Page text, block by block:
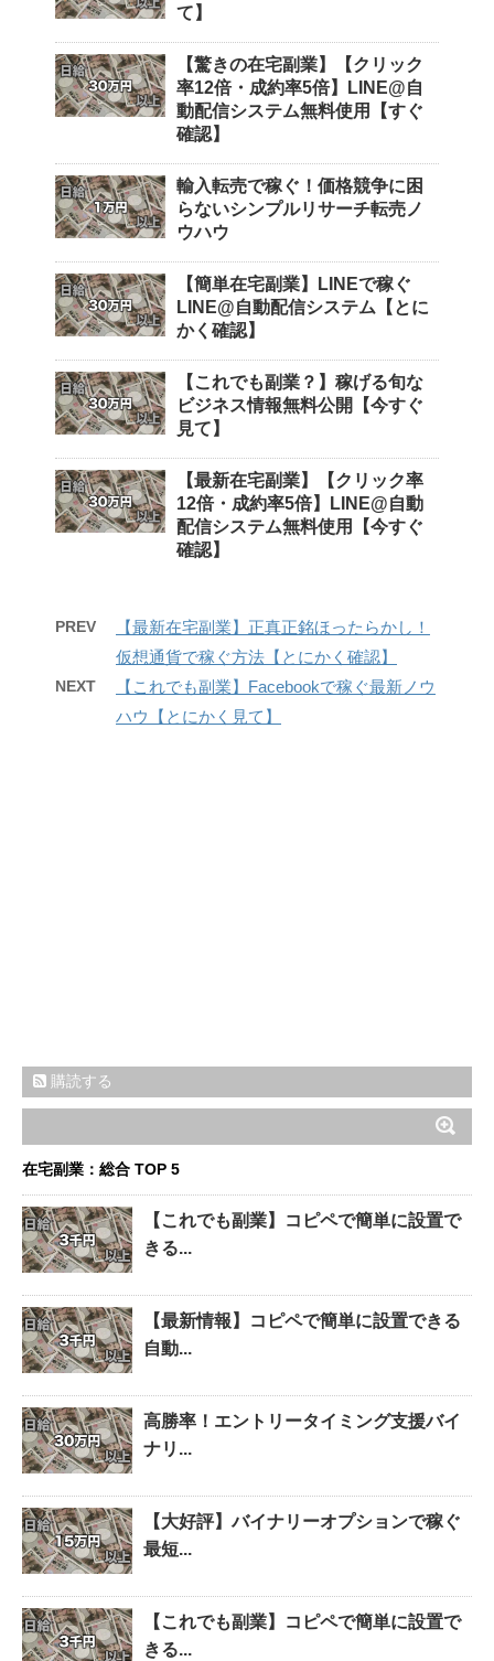
て】
【驚きの在宅副業】【クリック
率12倍・成約率5倍】LINE@自
動配信システム無料使用【すぐ
確認】
輸入転売で稼ぐ！価格競争に困
らないシンプルリサーチ転売ノ
ウハウ
【簡単在宅副業】LINEで稼ぐ
LINE@自動配信システム【とに
かく確認】
【これでも副業？】稼げる旬な
ビジネス情報無料公開【今すぐ
見て】
【最新在宅副業】【クリック率
12倍・成約率5倍】LINE@自動
配信システム無料使用【今すぐ
確認】
PREV
【最新在宅副業】正真正銘ほったらかし！
仮想通貨で稼ぐ方法【とにかく確認】
NEXT
【これでも副業】Facebookで稼ぐ最新ノウ
ハウ【とにかく見て】
購読する
在宅副業：総合 TOP 5
【これでも副業】コピペで簡単に設置で
きる...
【最新情報】コピペで簡単に設置できる
自動...
高勝率！エントリータイミング支援バイ
ナリ...
【大好評】バイナリーオプションで稼ぐ
最短...
【これでも副業】コピペで簡単に設置で
きる...